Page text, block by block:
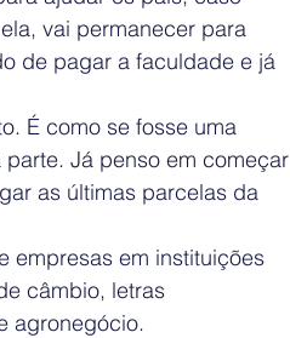
vai permanecer para
de pagar a faculdade e já
É como se fosse uma
Já penso em começar
as últimas parcelas da
empresas em instituições
câmbio, letras
agronegócio.